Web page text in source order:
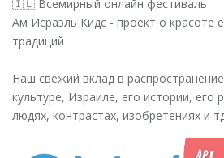
🇮🇱 Всемирный онлайн фестиваль
Ам Исраэль Кидс - проект о красоте
традиций
Наш свежий вклад в
культуре, Израиле, его истории, его
людях, контрастах, изобретениях и